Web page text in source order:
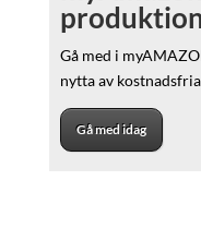
Gå med i
nytta av
Gå med idag